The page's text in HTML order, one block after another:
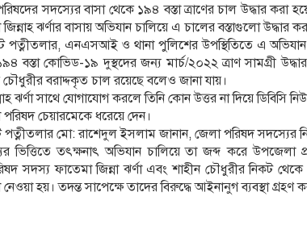
সদস্যের বাসা থেকে ১৯৪ বস্তা ত্রাণের চাল উদ্ধার করা
ঝর্ণার বাসায় অভিযান চালিয়ে এ চালের বস্তাগুলো উদ্ধার
পত্নীতলার, এনএসআই ও থানা পুলিশের উপস্থিতিতে এ
বস্তা কোভিড-১৯ দুস্থদের জন্য মার্চ/২০২২ ত্রাণ সামগ্রী
বরাদ্দকৃত চাল রয়েছে বলেও জানা যায়।
ঝর্ণা সাথে যোগাযোগ করলে তিনি কোন উত্তর না দিয়ে ডিবিসি
চেয়ারমেকে ধরেয়ে দেন।
পত্নীতলার মো: রাশেদুল ইসলাম জানান, জেলা পরিষদ সদস্যের
তৎক্ষনাৎ অভিযান চালিয়ে তা জব্দ করে উপজেলা
সদস্য ফাতেমা জিন্না ঝর্ণা এবং শাহীন চৌধুরীর নিকট থেকে
হয়। তদন্ত সাপেক্ষে তাদের বিরুদ্ধে আইনানুগ ব্যবস্থা গ্রহণ